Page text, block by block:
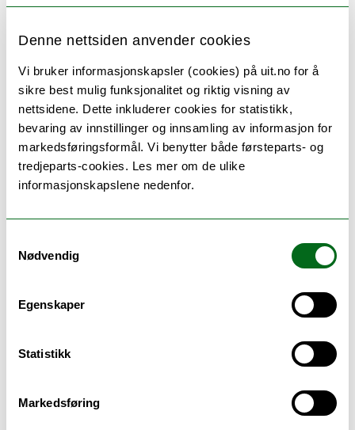
Denne nettsiden anvender cookies
Vi bruker informasjonskapsler (cookies) på uit.no for å
sikre best mulig funksjonalitet og riktig visning av
nettsidene. Dette inkluderer cookies for statistikk,
bevaring av innstillinger og innsamling av informasjon for
markedsføringsformål. Vi benytter både førsteparts- og
tredjeparts-cookies. Les mer om de ulike
informasjonskapslene nedenfor.
Nødvendig
Egenskaper
Statistikk
Markedsføring
Seks gode grunner til å velge UiT
Populære og unike studier, en rekke
utvekslingsmuligheter, et inkluderende
studentmiljø, kort vei til storslått natur og
til et godt sted å være student.
ANDRE STUDIER DU KANSKJE VIL LIKE